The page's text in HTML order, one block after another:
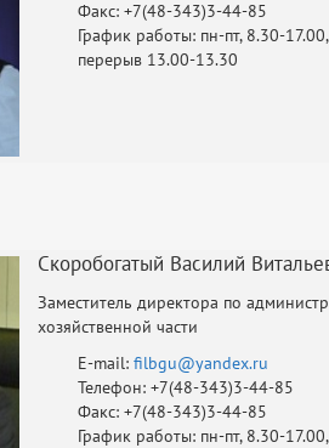
Факс: +7(48-343)3-44-85
График работы: пн-пт, 8.30-17.00,
перерыв 13.00-13.30
Скоробогатый Василий
Заместитель директора по
хозяйственной части
E-mail: filbgu@yandex.ru
Телефон: +7(48-343)3-44-85
Факс: +7(48-343)3-44-85
График работы: пн-пт, 8.30-17.00,